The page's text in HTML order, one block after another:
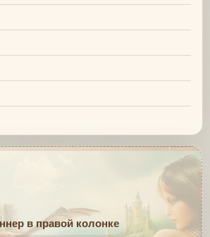
в правой колонке